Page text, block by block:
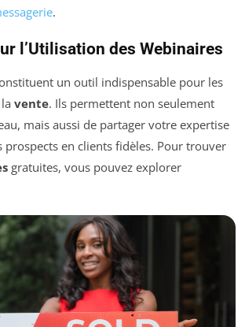
.
l’Utilisation des Webinaires
un outil indispensable pour les
vente. Ils permettent non seulement
mais aussi de partager votre expertise
en clients fidèles. Pour trouver
gratuites, vous pouvez explorer